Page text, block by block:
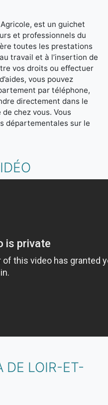
est un guichet
et professionnels du
toutes les prestations
travail et à l’insertion de
vos droits ou effectuer
vous pouvez
par téléphone,
directement dans le
chez vous. Vous
départementales sur le
DE LOIR-ET-